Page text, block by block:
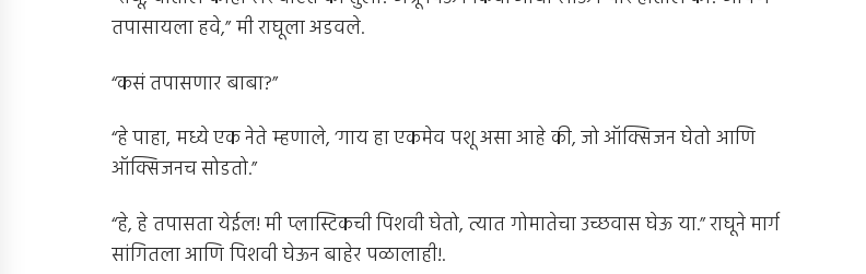
तपासायला हवे,” मी राघूला अडवले.
“कसं तपासणार बाबा?”
“हे पाहा, मध्ये एक नेते म्हणाले, ‘गाय हा एकमेव पशू असा आहे की, जो ऑक्सिजन घेतो आणि
ऑक्सिजनच सोडतो.”
“हे, हे तपासता येईल! मी प्लास्टिकची पिशवी घेतो, त्यात गोमातेचा उच्छवास घेऊ या.” राघूने मार्ग
सांगितला आणि पिशवी घेऊन बाहेर पळालाही!.